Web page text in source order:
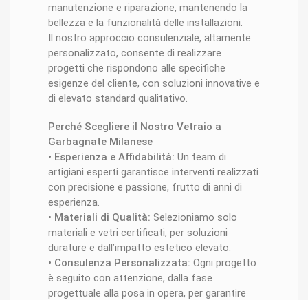
manutenzione e riparazione, mantenendo la
bellezza e la funzionalità delle installazioni.
Il nostro approccio consulenziale, altamente
personalizzato, consente di realizzare
progetti che rispondono alle specifiche
esigenze del cliente, con soluzioni innovative e
di elevato standard qualitativo.
Perché Scegliere il Nostro Vetraio a
Garbagnate Milanese
• Esperienza e Affidabilità: Un team di
artigiani esperti garantisce interventi realizzati
con precisione e passione, frutto di anni di
esperienza.
• Materiali di Qualità: Selezioniamo solo
materiali e vetri certificati, per soluzioni
durature e dall’impatto estetico elevato.
• Consulenza Personalizzata: Ogni progetto
è seguito con attenzione, dalla fase
progettuale alla posa in opera, per garantire